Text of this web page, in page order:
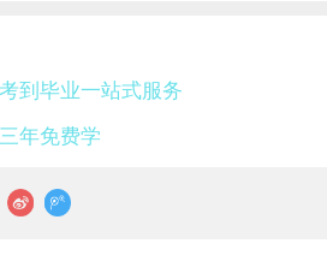
到毕业一站式服务
年免费学